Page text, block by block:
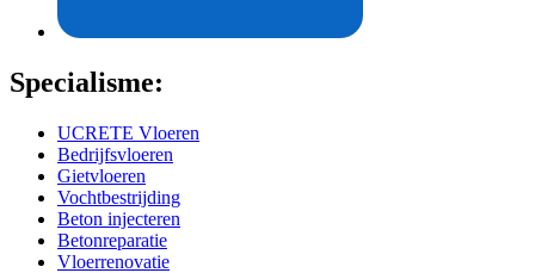
Specialisme:
UCRETE Vloeren
Bedrijfsvloeren
Gietvloeren
Vochtbestrijding
Beton injecteren
Betonreparatie
Vloerrenovatie